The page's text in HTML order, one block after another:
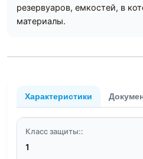
резервуаров, емкостей, в
материалы.
Характеристики
Класс защиты::
1